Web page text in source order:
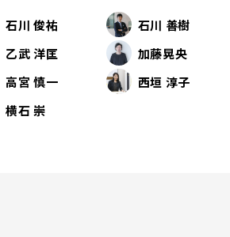
石川 俊祐 石川 善樹
乙武 洋匡
加藤晃央
高宮 慎一
西垣 淳子
横石 崇